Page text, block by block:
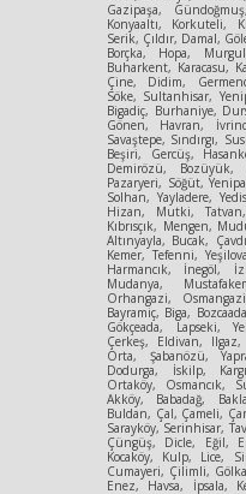
Gazipaşa,
Konyaaltı, Korkuteli,
Serik, Çıldır, Damal,
Borçka, Hopa,
Buharkent, Karacasu,
Çine, Didim,
Söke, Sultanhisar,
Bigadiç, Burhaniye,
Gönen, Havran,
Savaştepe, Sındırgı,
Beşiri, Gercüş,
Demirözü, Bozüyük,
Pazaryeri, Söğüt,
Solhan, Yayladere,
Hizan, Mutki,
Kıbrısçık, Mengen,
Altınyayla, Bucak,
Kemer, Tefenni,
Harmancık, İnegöl,
Mudanya,
Orhangazi,
Bayramiç, Biga,
Gökçeada, Lapseki,
Çerkeş, Eldivan,
Orta, Şabanözü,
Dodurga, İskilp,
Ortaköy, Osmancık,
Akköy, Babadağ,
Buldan, Çal, Çameli,
Sarayköy, Serinhisar,
Çüngüş, Dicle, Eğil,
Kocaköy, Kulp, Lice,
Cumayeri, Çilimli,
Enez, Havsa, İpsala,